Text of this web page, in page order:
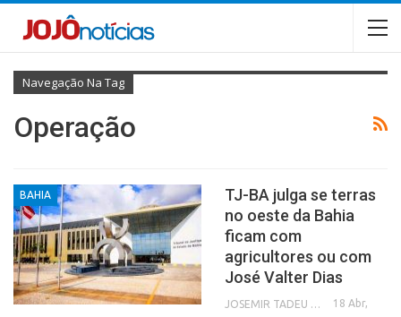
Navegação Na Tag
Operação
BAHIA
TJ-BA julga se terras
no oeste da Bahia
ficam com
agricultores ou com
José Valter Dias
18 Abr,